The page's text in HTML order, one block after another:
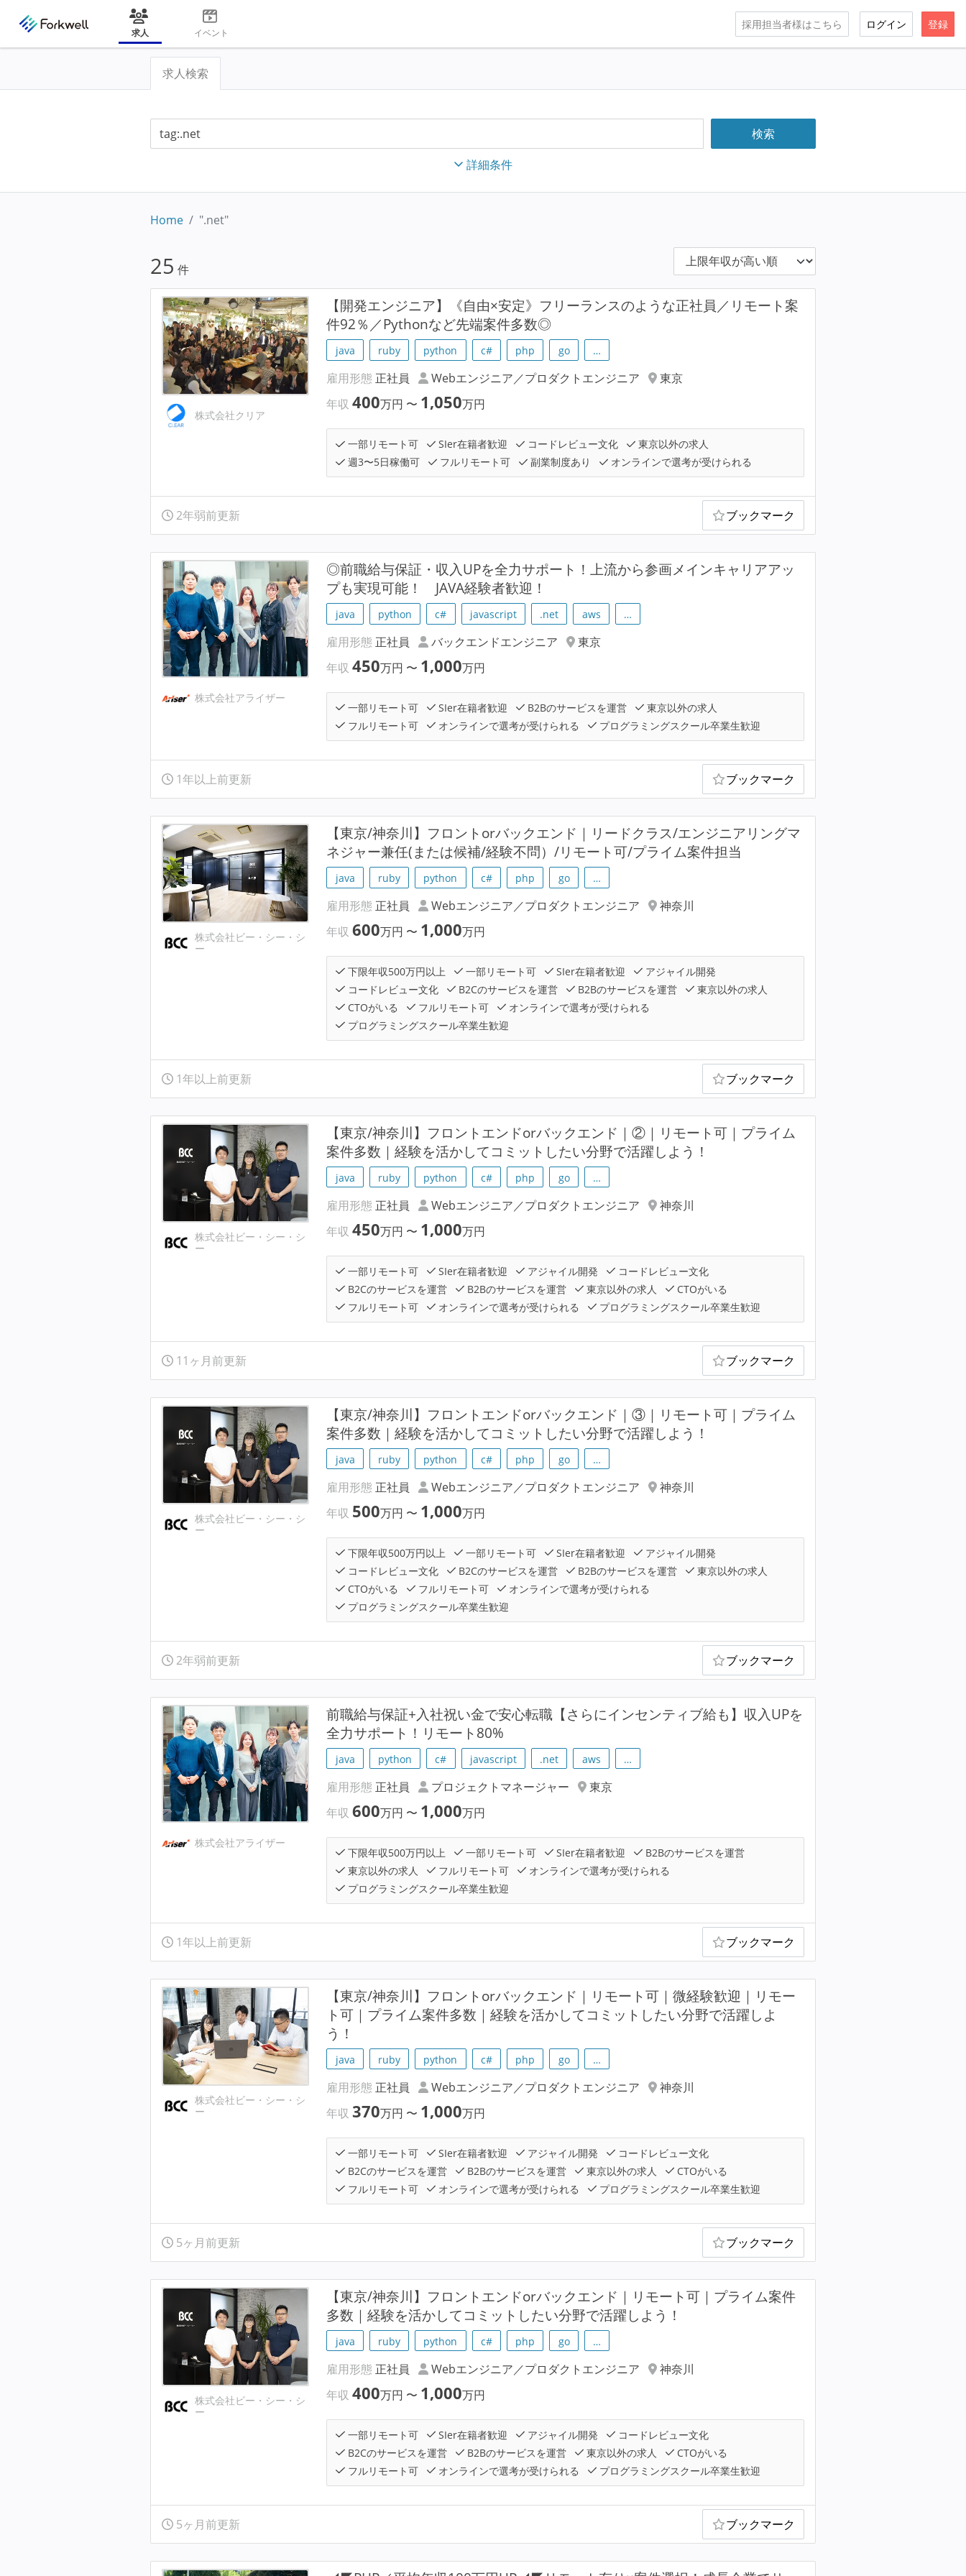
求人 イベント
採用担当者様はこちら ログイン 登録
求人検索
詳細条件
Home ".net"
25 件
株式会社クリア
【開発エンジニア】《自由×安定》フリーランスのような正社員／リモート案
件92％／Pythonなど先端案件多数◎
java ruby python c# php go …
雇用形態 正社員 Webエンジニア／プロダクトエンジニア
東京
年収400万円 〜 1,050万円
一部リモート可 SIer在籍者歓迎 コードレビュー文化
東京以外の求人
週3〜5日稼働可
フルリモート可 副業制度あり オンラインで選考が受けられる
2年弱前更新 ブックマーク
株式会社アライザー
◎前職給与保証・収入UPを全力サポート！上流から参画メインキャリアアッ
プも実現可能！ JAVA経験者歓迎！
java python c# javascript .net aws …
雇用形態 正社員 バックエンドエンジニア
東京
年収450万円 〜 1,000万円
一部リモート可 SIer在籍者歓迎 B2Bのサービスを運営
東京以外の求人
フルリモート可
オンラインで選考が受けられる プログラミングスクール卒業生歓迎
1年以上前更新 ブックマーク
株式会社ビー・シー・シ
ー
【東京/神奈川】フロントorバックエンド｜リードクラス/エンジニアリングマ
ネジャー兼任(または候補/経験不問）/リモート可/プライム案件担当
java ruby python c# php go …
雇用形態 正社員 Webエンジニア／プロダクトエンジニア
神奈川
年収600万円 〜 1,000万円
下限年収500万円以上 一部リモート可 SIer在籍者歓迎
アジャイル開発
コードレビュー文化
B2Cのサービスを運営 B2Bのサービスを運営
東京以外の求人
CTOがいる
フルリモート可
オンラインで選考が受けられる
プログラミングスクール卒業生歓迎
1年以上前更新 ブックマーク
株式会社ビー・シー・シ
ー
【東京/神奈川】フロントエンドorバックエンド｜②｜リモート可｜プライム
案件多数｜経験を活かしてコミットしたい分野で活躍しよう！
java ruby python c# php go …
雇用形態 正社員 Webエンジニア／プロダクトエンジニア
神奈川
年収450万円 〜 1,000万円
一部リモート可 SIer在籍者歓迎 アジャイル開発
コードレビュー文化
B2Cのサービスを運営
B2Bのサービスを運営 東京以外の求人
CTOがいる
フルリモート可
オンラインで選考が受けられる プログラミングスクール卒業生歓迎
11ヶ月前更新 ブックマーク
株式会社ビー・シー・シ
ー
【東京/神奈川】フロントエンドorバックエンド｜③｜リモート可｜プライム
案件多数｜経験を活かしてコミットしたい分野で活躍しよう！
java ruby python c# php go …
雇用形態 正社員 Webエンジニア／プロダクトエンジニア
神奈川
年収 500万円 〜 1,000万円
下限年収500万円以上 一部リモート可 SIer在籍者歓迎
アジャイル開発
コードレビュー文化
B2Cのサービスを運営 B2Bのサービスを運営
東京以外の求人
CTOがいる
フルリモート可
オンラインで選考が受けられる
プログラミングスクール卒業生歓迎
2年弱前更新 ブックマーク
株式会社アライザー
前職給与保証+入社祝い金で安心転職【さらにインセンティブ給も】収入UPを
全力サポート！リモート80%
java python c# javascript .net aws …
雇用形態 正社員 プロジェクトマネージャー
東京
年収600万円 〜 1,000万円
下限年収500万円以上 一部リモート可 SIer在籍者歓迎
B2Bのサービスを運営
東京以外の求人
フルリモート可
オンラインで選考が受けられる
プログラミングスクール卒業生歓迎
1年以上前更新 ブックマーク
株式会社ビー・シー・シ
ー
【東京/神奈川】フロントorバックエンド｜リモート可｜微経験歓迎｜リモー
ト可｜プライム案件多数｜経験を活かしてコミットしたい分野で活躍しよ
う！
java ruby python c# php go …
雇用形態 正社員 Webエンジニア／プロダクトエンジニア
神奈川
年収370万円 〜 1,000万円
一部リモート可 SIer在籍者歓迎 アジャイル開発
コードレビュー文化
B2Cのサービスを運営
B2Bのサービスを運営 東京以外の求人
CTOがいる
フルリモート可
オンラインで選考が受けられる プログラミングスクール卒業生歓迎
5ヶ月前更新 ブックマーク
株式会社ビー・シー・シ
ー
【東京/神奈川】フロントエンドorバックエンド｜リモート可｜プライム案件
多数｜経験を活かしてコミットしたい分野で活躍しよう！
java ruby python c# php go …
雇用形態 正社員 Webエンジニア／プロダクトエンジニア
神奈川
年収400万円 〜 1,000万円
一部リモート可 SIer在籍者歓迎 アジャイル開発
コードレビュー文化
B2Cのサービスを運営
B2Bのサービスを運営 東京以外の求人
CTOがいる
フルリモート可
オンラインで選考が受けられる プログラミングスクール卒業生歓迎
5ヶ月前更新 ブックマーク